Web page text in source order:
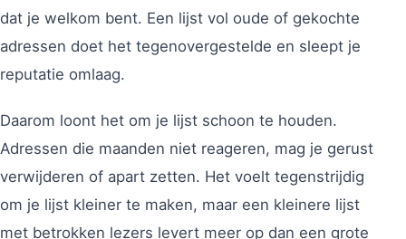
dat je welkom bent. Een lijst vol oude of gekochte
adressen doet het tegenovergestelde en sleept je
reputatie omlaag.
Daarom loont het om je lijst schoon te houden.
Adressen die maanden niet reageren, mag je gerust
verwijderen of apart zetten. Het voelt tegenstrijdig
om je lijst kleiner te maken, maar een kleinere lijst
met betrokken lezers levert meer op dan een grote